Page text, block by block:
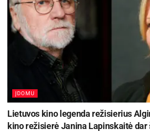
ĮDOMU
Lietuvos kino legenda režisierius
kino režisierė Janina Lapinskaitė dar